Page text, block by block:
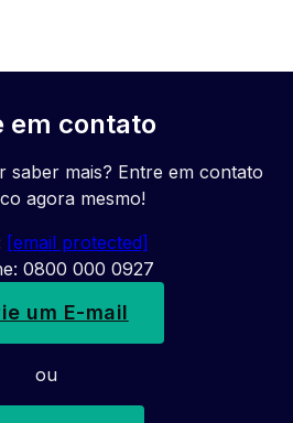
em contato
saber mais? Entre em contato
agora mesmo!
[email protected]
0800 000 0927
um E-mail
ou